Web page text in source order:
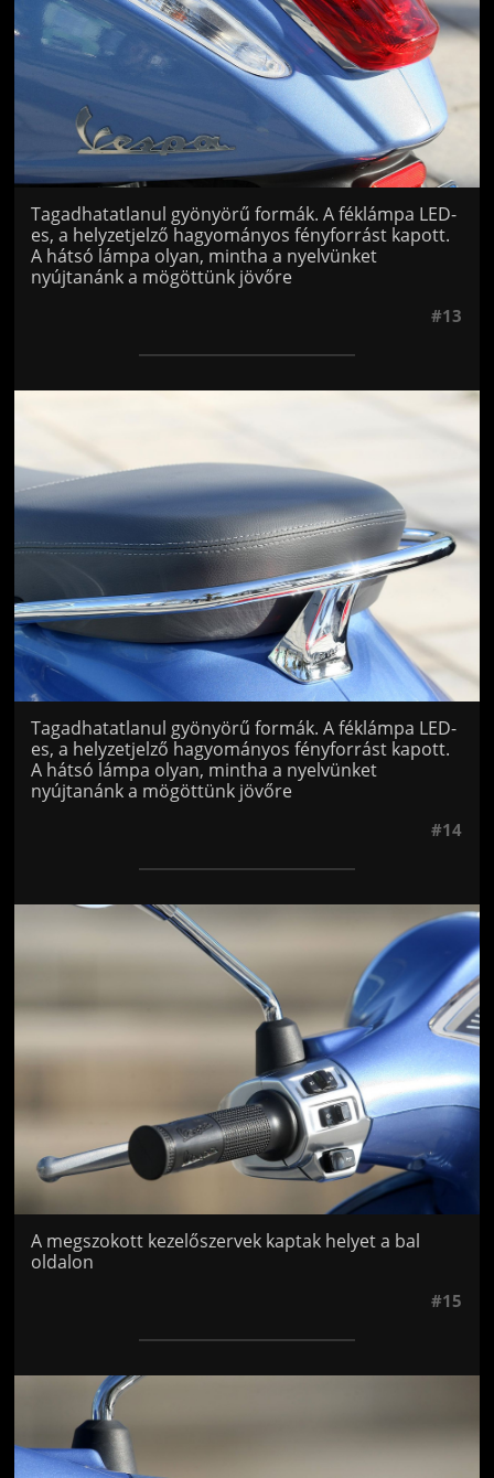
Tagadhatatlanul gyönyörű formák. A féklámpa LED-
es, a helyzetjelző hagyományos fényforrást kapott.
A hátsó lámpa olyan, mintha a nyelvünket
nyújtanánk a mögöttünk jövőre
#13
Tagadhatatlanul gyönyörű formák. A féklámpa LED-
es, a helyzetjelző hagyományos fényforrást kapott.
A hátsó lámpa olyan, mintha a nyelvünket
nyújtanánk a mögöttünk jövőre
#14
Jön még kép!
A megszokott kezelőszervek kaptak helyet a bal
oldalon
#15